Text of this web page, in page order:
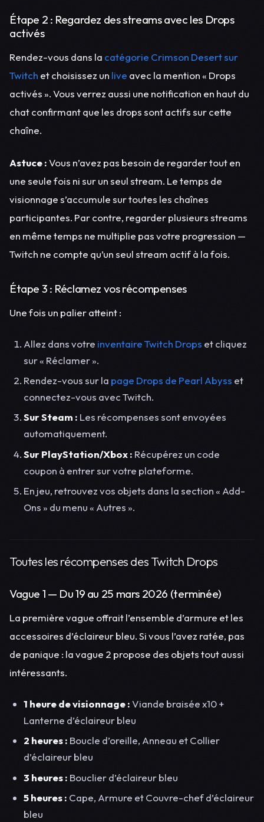
Étape 2 : Regardez des streams avec les Drops
activés
Rendez-vous dans la catégorie Crimson Desert sur
Twitch et choisissez un live avec la mention « Drops
activés ». Vous verrez aussi une notification en haut du
chat confirmant que les drops sont actifs sur cette
chaîne.
Astuce :Vous n’avez pas besoin de regarder tout en
une seule fois ni sur un seul stream. Le temps de
visionnage s’accumule sur toutes les chaînes
participantes. Par contre, regarder plusieurs streams
en même temps ne multiplie pas votre progression —
Twitch ne compte qu’un seul stream actif à la fois.
Étape 3 : Réclamez vos récompenses
Une fois un palier atteint :
Allez dans votre inventaire Twitch Drops et cliquez
sur « Réclamer ».
Rendez-vous sur la page Drops de Pearl Abyss et
connectez-vous avec Twitch.
Sur Steam : Les récompenses sont envoyées
automatiquement.
Sur PlayStation/Xbox : Récupérez un code
coupon à entrer sur votre plateforme.
En jeu, retrouvez vos objets dans la section « Add-
Ons » du menu « Autres ».
Toutes les récompenses des Twitch Drops
Vague 1 — Du 19 au 25 mars 2026 (terminée)
La première vague offrait l’ensemble d’armure et les
accessoires d’éclaireur bleu. Si vous l’avez ratée, pas
de panique : la vague 2 propose des objets tout aussi
intéressants.
1 heure de visionnage :Viande braisée x10 +
Lanterne d’éclaireur bleu
2 heures : Boucle d’oreille, Anneau et Collier
d’éclaireur bleu
3 heures : Bouclier d’éclaireur bleu
5 heures : Cape, Armure et Couvre-chef d’éclaireur
bleu